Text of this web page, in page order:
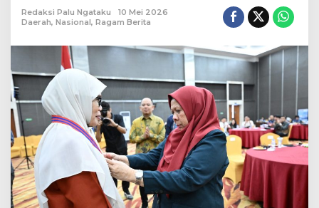
Redaksi Palu Ngataku
10 Mei 2026
Daerah, Nasional, Ragam Berita